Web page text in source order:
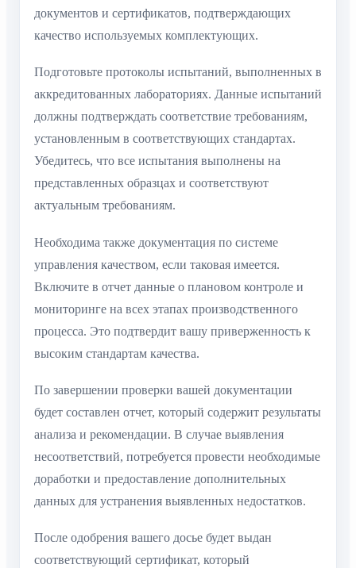
документов и сертификатов, подтверждающих
качество используемых комплектующих.
Подготовьте протоколы испытаний, выполненных в
аккредитованных лабораториях. Данные испытаний
должны подтверждать соответствие требованиям,
установленным в соответствующих стандартах.
Убедитесь, что все испытания выполнены на
представленных образцах и соответствуют
актуальным требованиям.
Необходима также документация по системе
управления качеством, если таковая имеется.
Включите в отчет данные о плановом контроле и
мониторинге на всех этапах производственного
процесса. Это подтвердит вашу приверженность к
высоким стандартам качества.
По завершении проверки вашей документации
будет составлен отчет, который содержит результаты
анализа и рекомендации. В случае выявления
несоответствий, потребуется провести необходимые
доработки и предоставление дополнительных
данных для устранения выявленных недостатков.
После одобрения вашего досье будет выдан
соответствующий сертификат, который